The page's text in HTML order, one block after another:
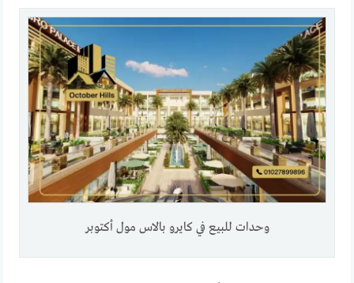
وحدات للبيع في كايرو بالاس مول أكتوبر